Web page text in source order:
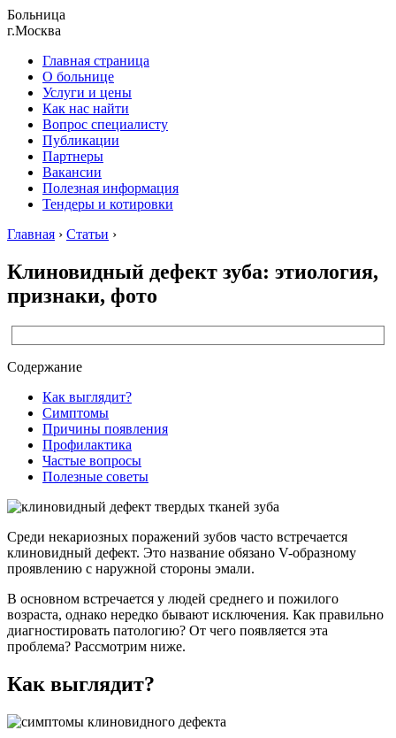
Больница
г.Москва
Главная страница
О больнице
Услуги и цены
Как нас найти
Вопрос специалисту
Публикации
Партнеры
Вакансии
Полезная информация
Тендеры и котировки
Главная › Статьи ›
Клиновидный дефект зуба: этиология,
признаки, фото
Содержание
Как выглядит?
Симптомы
Причины появления
Профилактика
Частые вопросы
Полезные советы
Среди некариозных поражений зубов часто встречается
клиновидный дефект. Это название обязано V-образному
проявлению с наружной стороны эмали.
В основном встречается у людей среднего и пожилого
возраста, однако нередко бывают исключения. Как правильно
диагностировать патологию? От чего появляется эта
проблема? Рассмотрим ниже.
Как выглядит?